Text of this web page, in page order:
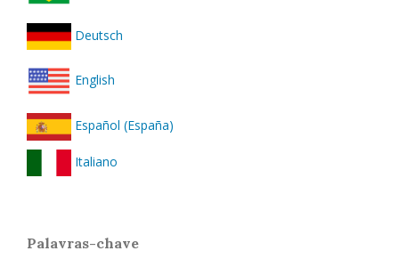
Deutsch
English
Español (España)
Italiano
Palavras-chave